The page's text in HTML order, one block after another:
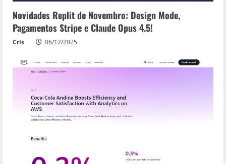
g
Novidades Replit de Novembro: Design Mode,
Pagamentos Stripe e Claude Opus 4.5!
Cris 06/12/2025